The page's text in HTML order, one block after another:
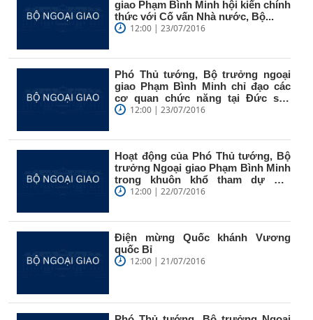
giao Phạm Bình Minh hội kiến chính
thức với Cố vấn Nhà nước, Bộ...
12:00 | 23/07/2016
Phó Thủ tướng, Bộ trưởng ngoại
giao Phạm Bình Minh chỉ đạo các
cơ quan chức năng tại Đức sau
vụ...12:00 | 23/07/2016
Hoạt động của Phó Thủ tướng, Bộ
trưởng Ngoại giao Phạm Bình Minh
trong khuôn khổ tham dự Hội
nghị...12:00 | 22/07/2016
Điện mừng Quốc khánh Vương
quốc Bỉ
12:00 | 21/07/2016